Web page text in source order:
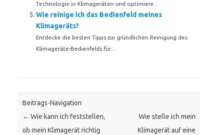
Technologie in Klimageräten und optimiere...
Wie reinige ich das Bedienfeld meines
Klimageräts?
Entdecke die besten Tipps zur gründlichen Reinigung des
Klimageräte-Bedienfelds für...
Beitrags-Navigation
← Wie kann ich feststellen,
ob mein Klimagerät richtig
Wie stelle ich mein
Klimagerät auf eine